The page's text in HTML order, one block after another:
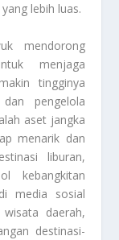
lebih luas.
mendorong
menjaga
tingginya
pengelola
aset jangka
menarik dan
liburan,
kebangkitan
media sosial
daerah,
destinasi-